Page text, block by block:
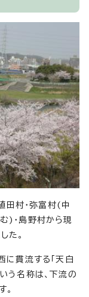
田村・弥富村(中
)・島野村から現
た。
に貫流する「天白
う名称は、下流の
。